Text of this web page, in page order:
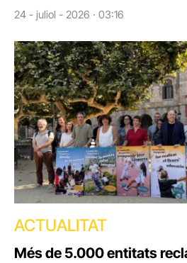
24 - juliol - 2026 · 03:16
ACTUALITAT
Més de 5.000 entitats